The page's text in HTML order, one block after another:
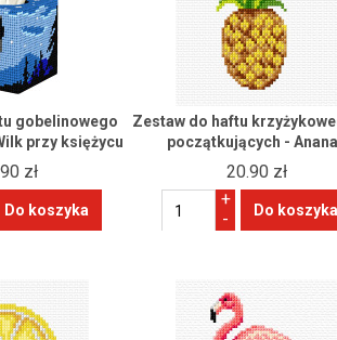
gobelinowego
przy księżycu
zł
Zestaw do haftu
początkujących -
20.90 zł
+
-